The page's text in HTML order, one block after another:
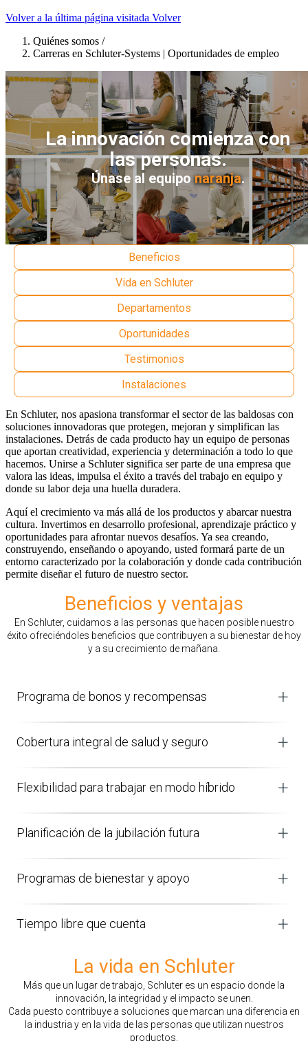
Volver a la última página visitada Volver
Quiénes somos /
Carreras en Schluter-Systems | Oportunidades de empleo
La innovación comienza con
las personas.
Únase al equiponaranja.
Beneficios
Vida en Schluter
Departamentos
Oportunidades
Testimonios
Instalaciones
En Schluter, nos apasiona transformar el sector de las baldosas con
soluciones innovadoras que protegen, mejoran y simplifican las
instalaciones. Detrás de cada producto hay un equipo de personas
que aportan creatividad, experiencia y determinación a todo lo que
hacemos. Unirse a Schluter significa ser parte de una empresa que
valora las ideas, impulsa el éxito a través del trabajo en equipo y
donde su labor deja una huella duradera.
Aquí el crecimiento va más allá de los productos y abarcar nuestra
cultura. Invertimos en desarrollo profesional, aprendizaje práctico y
oportunidades para afrontar nuevos desafíos. Ya sea creando,
construyendo, enseñando o apoyando, usted formará parte de un
entorno caracterizado por la colaboración y donde cada contribución
permite diseñar el futuro de nuestro sector.
Beneficios y ventajas
En Schluter, cuidamos a las personas que hacen posible nuestro
éxito ofreciéndoles beneficios que contribuyen a su bienestar de hoy
y a su crecimiento de mañana.
Programa de bonos y recompensas
Reconocemos el valor que aporta nuestro personal con
salarios competitivos que reflejan sus contribuciones.
Además, las bonificaciones semestrales para toda la empresa
Cobertura integral de salud y seguro
Nuestros beneficios van más allá de lo básico, con seguros
médicos, dentales, de accidentes, de vida y de incapacidad a
largo plazo. Es una cobertura diseñada para brindar
Flexibilidad para trabajar en modo híbrido
Muchos equipos disfrutan de modalidades híbridas de trabajo,
que combinan la colaboración en la oficina con la flexibilidad
del teletrabajo. Es un equilibrio que favorece la productividad y
Planificación de la jubilación futura
Ayudamos a nuestro personal a prepararse para el futuro con
la creación de cuentas de jubilación, opciones de contribución
y asesoría financiera personalizada por parte de especialistas.
Programas de bienestar y apoyo
La salud y el bienestar son una prioridad en Schluter. Nuestro
programa de bienestar fomenta la atención preventiva y los
hábitos saludables, mientras que el Programa de asistencia
momentos de mayor necesidad.
Tiempo libre que cuenta
día de trabajo, además de días feriados también remunerados.
Creemos que el equilibrio y el descanso son esenciales para el
éxito a largo plazo, tanto en el trabajo como en casa.
La vida en Schluter
Más que un lugar de trabajo, Schluter es un espacio donde la
innovación, la integridad y el impacto se unen.
Cada puesto contribuye a soluciones que marcan una diferencia en
la industria y en la vida de las personas que utilizan nuestros
productos.